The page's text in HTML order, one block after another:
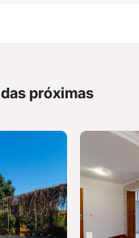
próximas